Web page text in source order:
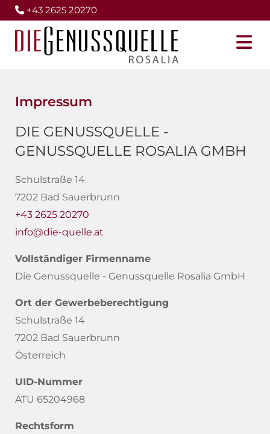
 +43 2625 20270
Impressum
DIE GENUSSQUELLE -
GENUSSQUELLE ROSALIA GMBH
Schulstraße 14
7202 Bad Sauerbrunn
+43 2625 20270
info@die-quelle.at
Vollständiger Firmenname
Die Genussquelle - Genussquelle Rosalia GmbH
Ort der Gewerbeberechtigung
Schulstraße 14
7202 Bad Sauerbrunn
Österreich
UID-Nummer
ATU 65204968
Rechtsform